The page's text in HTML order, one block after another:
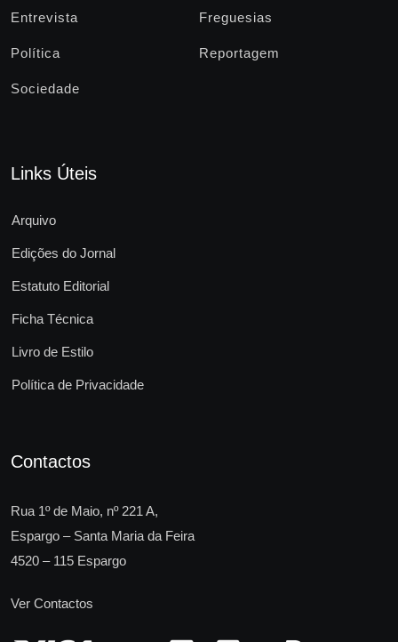
Entrevista Freguesias
Política Reportagem
Sociedade
Links Úteis
Arquivo
Edições do Jornal
Estatuto Editorial
Ficha Técnica
Livro de Estilo
Política de Privacidade
Contactos
Rua 1º de Maio, nº 221 A,
Espargo – Santa Maria da Feira
4520 – 115 Espargo
Ver Contactos